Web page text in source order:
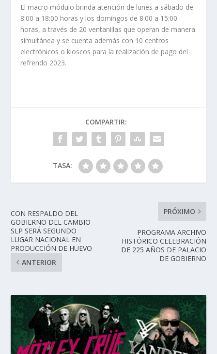
El macro módulo brinda atención de lunes a sábado de
8:00 a 18:00 horas y los domingos de 8:00 a 15:00
horas, a través de 20 ventanillas que operan de manera
simultánea y se cuenta además con 10 centros
electrónicos o kioscos para la realización de pago del
refrendo 2023.
COMPARTIR:
TASA:
CON RESPALDO DEL
GOBIERNO DEL CAMBIO
SLP SERÁ SEGUNDO
LUGAR NACIONAL EN
PRODUCCIÓN DE HUEVO
ANTERIOR
PRÓXIMO
PROGRAMA ARCHIVO
HISTÓRICO CELEBRACIÓN
DE 225 AÑOS DE PALACIO
DE GOBIERNO